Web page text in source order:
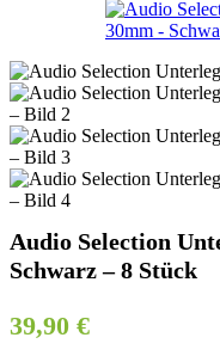
Audio Selection
Schwarz – 8 Stück
39,90 €